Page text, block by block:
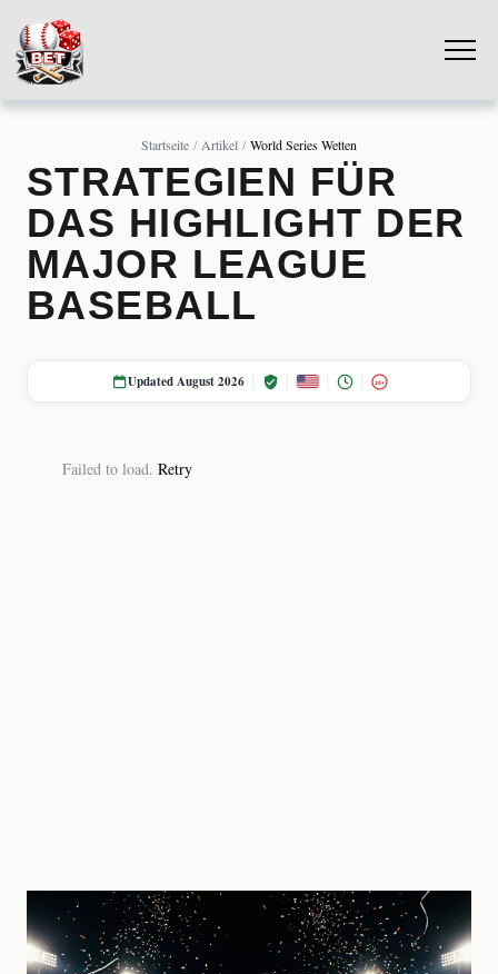
Startseite Artikel World Series Wetten
STRATEGIEN FÜR
DAS HIGHLIGHT DER
MAJOR LEAGUE
BASEBALL
Updated August 2026 18+
Failed to load. Retry